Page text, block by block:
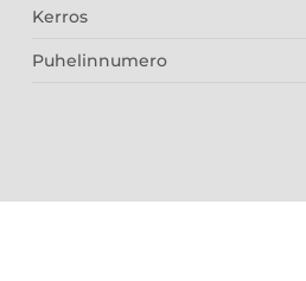
Kerros
Puhelinnumero